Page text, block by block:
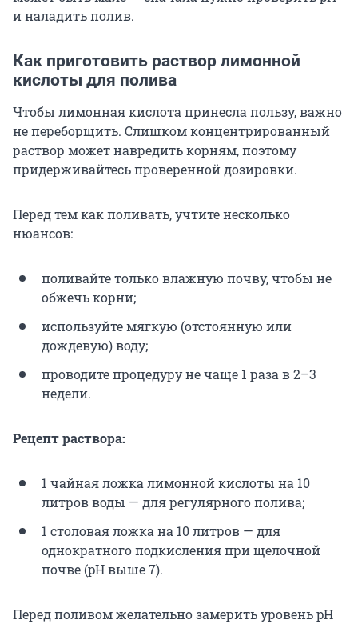
и наладить полив.
Как приготовить раствор лимонной
кислоты для полива
Чтобы лимонная кислота принесла пользу, важно
не переборщить. Слишком концентрированный
раствор может навредить корням, поэтому
придерживайтесь проверенной дозировки.
Перед тем как поливать, учтите несколько
нюансов:
поливайте только влажную почву, чтобы не
обжечь корни;
используйте мягкую (отстоянную или
дождевую) воду;
проводите процедуру не чаще 1 раза в 2–3
недели.
Рецепт раствора:
1 чайная ложка лимонной кислоты на 10
литров воды — для регулярного полива;
1 столовая ложка на 10 литров — для
однократного подкисления при щелочной
почве (pH выше 7).
Перед поливом желательно замерить уровень pH